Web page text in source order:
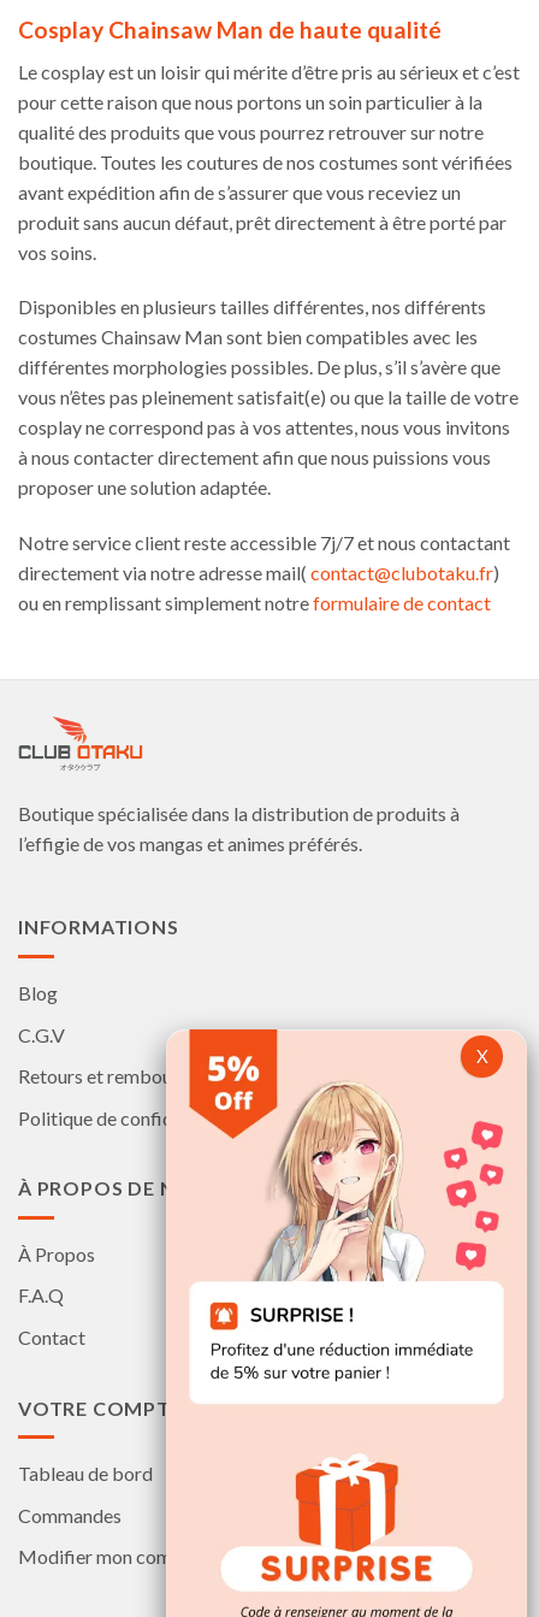
Cosplay Chainsaw Man de haute qualité
Le cosplay est un loisir qui mérite d’être pris au sérieux et c’est
pour cette raison que nous portons un soin particulier à la
qualité des produits que vous pourrez retrouver sur notre
boutique. Toutes les coutures de nos costumes sont vérifiées
avant expédition afin de s’assurer que vous receviez un
produit sans aucun défaut, prêt directement à être porté par
vos soins.
Disponibles en plusieurs tailles différentes, nos différents
costumes Chainsaw Man sont bien compatibles avec les
différentes morphologies possibles. De plus, s’il s’avère que
vous n’êtes pas pleinement satisfait(e) ou que la taille de votre
cosplay ne correspond pas à vos attentes, nous vous invitons
à nous contacter directement afin que nous puissions vous
proposer une solution adaptée.
Notre service client reste accessible 7j/7 et nous contactant
directement via notre adresse mail( contact@clubotaku.fr)
ou en remplissant simplement notreformulaire de contact
Boutique spécialisée dans la distribution de produits à
l’effigie de vos mangas et animes préférés.
INFORMATIONS
Blog
C.G.V
Retours et remboursements
Politique de confidentialité
À PROPOS DE NOUS
À Propos
F.A.Q
Contact
VOTRE COMPTE
Tableau de bord
Commandes
Modifier mon compte